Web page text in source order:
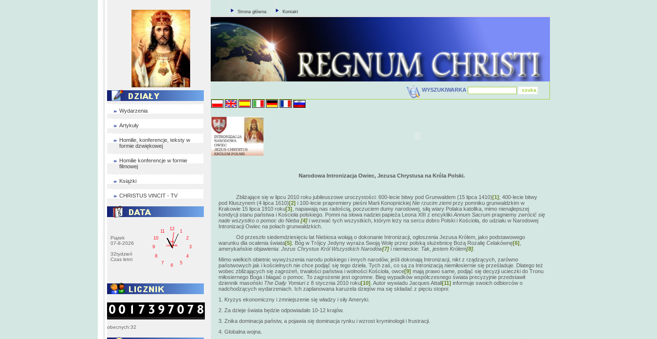
Wydarzenia
Artykuły
Homilie, konferencje, teksty w
formie dzwiękowej
Homilie konferencje w formie
filmowej
Książki
CHRISTUS VINCIT - TV
Piątek
07-8-2026
32tydzień
Czas letni
1
2
3
4
5
6
7
8
9
10
11
12
PM
czwartek
obecnych:32
Strona główna Kontakt
WYSZUKIWARKA
Narodowa Intronizacja Owiec, Jezusa Chrystusa na Króla Polski.
Zbliżające się w lipcu 2010 roku jubileuszowe uroczystości: 600-lecie bitwy pod Grunwaldem (15 lipca 1410)[1]; 400-lecie bitwy
pod Kłuszynem (4 lipca 1610)[2] i 100-lecie prapremiery pieśni Marii Konopnickiej Nie rzucim ziemiprzy pomniku grunwaldzkim w
Krakowie 15 lipca 1910 roku[3] , napawają nas radością, poczuciem dumy narodowej, siłą wiary Polaka katolika, mimo nienajlepszej
kondycji stanu państwa i Kościoła polskiego. Pomni na słowa nadziei papieża Leona XIII z encykliki Annum Sacrum pragniemy zwrócić się
nade wszystko o pomoc do Nieba [4] i wezwać tych wszystkich, którym leży na sercu dobro Polski i Kościoła, do udziału w Narodowej
Intronizacji Owiec na polach grunwaldzkich.
Od przeszło siedemdziesięciu lat Niebiosa wołają o dokonanie Intronizacji, ogłoszenia Jezusa Królem, jako podstawowego
warunku dla ocalenia świata[5] . Bóg w Trójcy Jedyny wyraża Swoją Wolę przez polską służebnicę Bożą Rozalię Celakównę[6]
amerykańskie objawienia: Jezus Chrystus Król Wszystkich Narodów[7] i niemieckie: Tak, jestem Królem[8]
Mimo wielkich obietnic wywyższenia narodu polskiego i innych narodów, jeśli dokonają Intronizacji, nikt z rządzących, zarówno
państwowych jak i kościelnych nie chce podjąć się tego dzieła. Tych zaś, co są za Intronizacją niemiłosiernie się prześladuje. Dlatego też
wobec zbliżających się zagrożeń, trwałości państwa i wolności Kościoła, owce[9] mają prawo same, podjąć się decyzji ucieczki do Tronu
miłosiernego Boga i błagać o pomoc. To zagrożenie jest ogromne. Bieg wypadków współczesnego świata precyzyjnie przedstawił
dziennik masoński The Daily Yomiuriz 8 stycznia 2010 roku[10] . Autor wywiadu Jacques Attali[11] informuje swoich odbiorców o
nadchodzących wydarzeniach. Ich zaplanowana karuzela dziejów ma się składać z pięciu stopni:
1. Kryzys ekonomiczny i zmniejszenie się władzy i siły Ameryki.
2. Za dzieje świata będzie odpowiadało 10-12 krajów.
3. Znika dominacja państw, a pojawia się dominacja rynku i wzrost kryminologii i frustracji.
4. Globalna wojna.